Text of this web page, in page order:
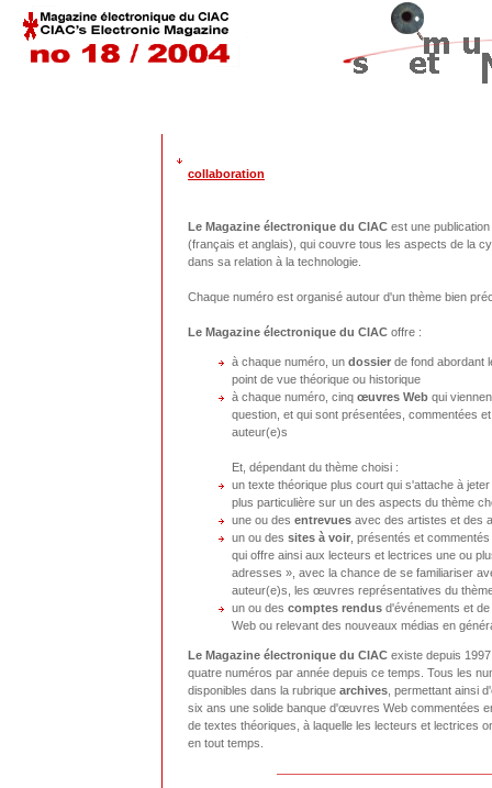
collaboration
Le Magazine électronique du CIAC est une
(français et anglais), qui couvre tous les aspects de la
dans sa relation à la technologie.
Chaque numéro est organisé autour d'un thème bien
Le Magazine électronique du CIAC offre :
à chaque numéro, un dossier de fond abordant
point de vue théorique ou historique
à chaque numéro, cinq œuvres Web qui
question, et qui sont présentées, commentées
auteur(e)s
Et, dépendant du thème choisi :
un texte théorique plus court qui s'attache à
plus particulière sur un des aspects du thème
une ou des entrevues avec des artistes et des
un ou des sites à voir , présentés et
qui offre ainsi aux lecteurs et lectrices une ou
adresses », avec la chance de se familiariser
auteur(e)s, les œuvres représentatives du
un ou des comptes rendus d'événements et
Web ou relevant des nouveaux médias en
Le Magazine électronique du CIAC existe depuis
quatre numéros par année depuis ce temps. Tous les
disponibles dans la rubrique archives , permettant ainsi
six ans une solide banque d'œuvres Web commentées
de textes théoriques, à laquelle les lecteurs et lectrices
en tout temps.